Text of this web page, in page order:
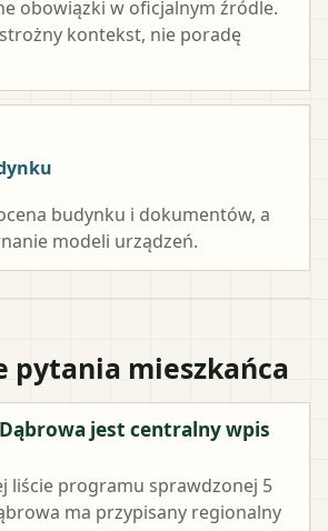
obowiązki w oficjalnym źródle.
kontekst, nie poradę
budynku i dokumentów, a
modeli urządzeń.
pytania mieszkańca
jest centralny wpis
liście programu sprawdzonej 5
ma przypisany regionalny